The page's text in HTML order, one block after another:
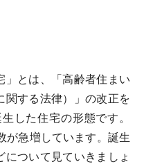
」とは、「高齢者住まい
関する法律）」の改正を
した住宅の形態です。
が急増しています。誕生
ついて見ていきましょ